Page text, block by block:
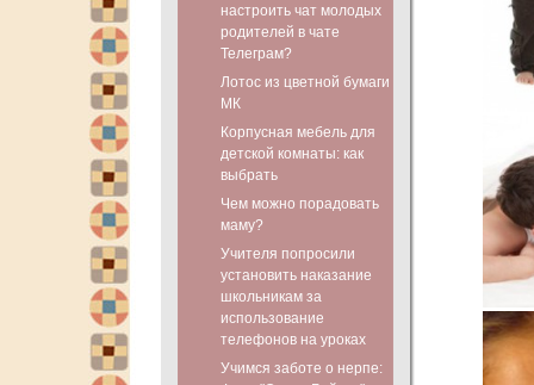
настроить чат молодых
родителей в чате
Телеграм?
Лотос из цветной бумаги
МК
Корпусная мебель для
детской комнаты: как
выбрать
Чем можно порадовать
маму?
Учителя попросили
установить наказание
школьникам за
использование
телефонов на уроках
Учимся заботе о нерпе: